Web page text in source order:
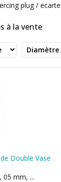
plug /
à la vente
Double Vase
mm, ...